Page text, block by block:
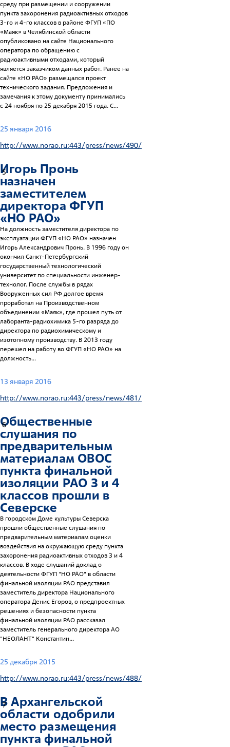
среду при размещении и сооружении
пункта захоронения радиоактивных отходов
3-го и 4-го классов в районе ФГУП «ПО
«Маяк» в Челябинской области
опубликовано на сайте Национального
оператора по обращению с
радиоактивными отходами, который
является заказчиком данных работ. Ранее на
сайте «НО РАО» размещался проект
технического задания. Предложения и
замечания к этому документу принимались
с 24 ноября по 25 декабря 2015 года. C...
25 января 2016
http://www.norao.ru:443/press/news/490/
5
Игорь Пронь
назначен
заместителем
директора ФГУП
«НО РАО»
На должность заместителя директора по
эксплуатации ФГУП «НО РАО» назначен
Игорь Александрович Пронь. В 1996 году он
окончил Санкт-Петербургский
государственный технологический
университет по специальности инженер-
технолог. После службы в рядах
Вооруженных сил РФ долгое время
проработал на Производственном
объединении «Маяк», где прошел путь от
лаборанта-радиохимика 5-го разряда до
директора по радиохимическому и
изотопному производству. В 2013 году
перешел на работу во ФГУП «НО РАО» на
должность...
13 января 2016
http://www.norao.ru:443/press/news/481/
6
Общественные
слушания по
предварительным
материалам ОВОС
пункта финальной
изоляции РАО 3 и 4
классов прошли в
Северске
В городском Доме культуры Северска
прошли общественные слушания по
предварительным материалам оценки
воздействия на окружающую среду пункта
захоронения радиоактивных отходов 3 и 4
классов. В ходе слушаний доклад о
деятельности ФГУП "НО РАО" в области
финальной изоляции РАО представил
заместитель директора Национального
оператора Денис Егоров, о предпроектных
решениях и безопасности пункта
финальной изоляции РАО рассказал
заместитель генерального директора АО
"НЕОЛАНТ" Константин...
25 декабря 2015
http://www.norao.ru:443/press/news/488/
7
В Архангельской
области одобрили
место размещения
пункта финальной